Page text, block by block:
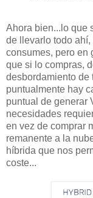
Ahora bien...lo que
de llevarlo todo
consumes, pero en
que si lo compras,
desbordamiento de
puntualmente hay
puntual de generar
necesidades
en vez de comprar
remanente a la
híbrida que nos
coste...